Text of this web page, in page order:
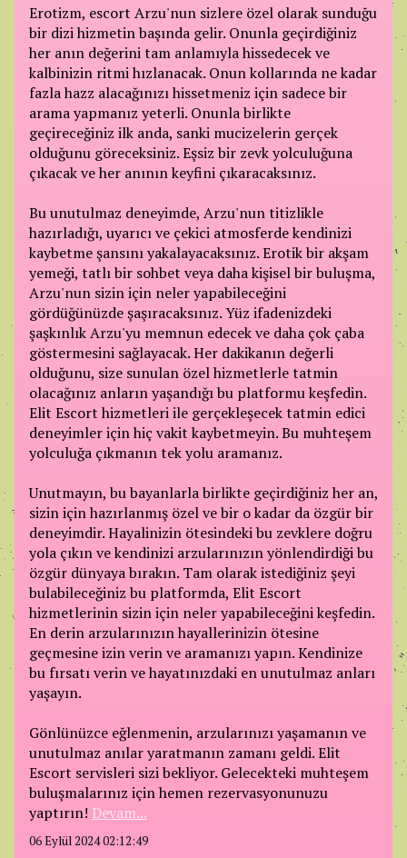
Erotizm, escort Arzu'nun sizlere özel olarak sunduğu
bir dizi hizmetin başında gelir. Onunla geçirdiğiniz
her anın değerini tam anlamıyla hissedecek ve
kalbinizin ritmi hızlanacak. Onun kollarında ne kadar
fazla hazz alacağınızı hissetmeniz için sadece bir
arama yapmanız yeterli. Onunla birlikte
geçireceğiniz ilk anda, sanki mucizelerin gerçek
olduğunu göreceksiniz. Eşsiz bir zevk yolculuğuna
çıkacak ve her anının keyfini çıkaracaksınız.
Bu unutulmaz deneyimde, Arzu'nun titizlikle
hazırladığı, uyarıcı ve çekici atmosferde kendinizi
kaybetme şansını yakalayacaksınız. Erotik bir akşam
yemeği, tatlı bir sohbet veya daha kişisel bir buluşma,
Arzu'nun sizin için neler yapabileceğini
gördüğünüzde şaşıracaksınız. Yüz ifadenizdeki
şaşkınlık Arzu'yu memnun edecek ve daha çok çaba
göstermesini sağlayacak. Her dakikanın değerli
olduğunu, size sunulan özel hizmetlerle tatmin
olacağınız anların yaşandığı bu platformu keşfedin.
Elit Escort hizmetleri ile gerçekleşecek tatmin edici
deneyimler için hiç vakit kaybetmeyin. Bu muhteşem
yolculuğa çıkmanın tek yolu aramanız.
Unutmayın, bu bayanlarla birlikte geçirdiğiniz her an,
sizin için hazırlanmış özel ve bir o kadar da özgür bir
deneyimdir. Hayalinizin ötesindeki bu zevklere doğru
yola çıkın ve kendinizi arzularınızın yönlendirdiği bu
özgür dünyaya bırakın. Tam olarak istediğiniz şeyi
bulabileceğiniz bu platformda, Elit Escort
hizmetlerinin sizin için neler yapabileceğini keşfedin.
En derin arzularınızın hayallerinizin ötesine
geçmesine izin verin ve aramanızı yapın. Kendinize
bu fırsatı verin ve hayatınızdaki en unutulmaz anları
yaşayın.
Gönlünüzce eğlenmenin, arzularınızı yaşamanın ve
unutulmaz anılar yaratmanın zamanı geldi. Elit
Escort servisleri sizi bekliyor. Gelecekteki muhteşem
buluşmalarınız için hemen rezervasyonunuzu
yaptırın! Devam...
06 Eylül 2024 02:12:49